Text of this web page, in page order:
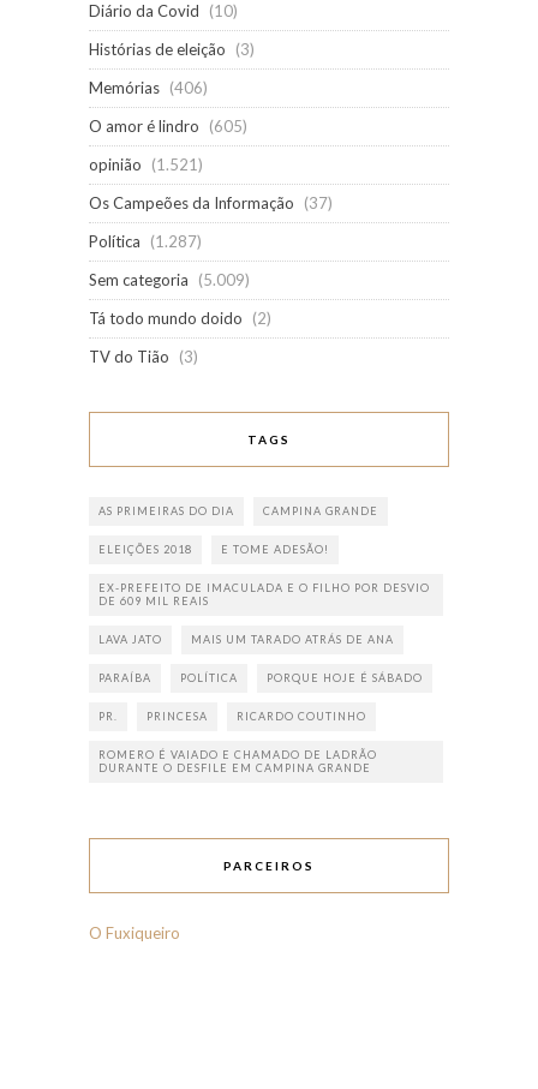
Diário da Covid
(10)
Histórias de eleição
(3)
Memórias (406)
O amor é lindro
(605)
opinião
(1.521)
Os Campeões da Informação
(37)
Política
(1.287)
Sem categoria
(5.009)
Tá todo mundo doido
(2)
TV do Tião
(3)
TAGS
AS PRIMEIRAS DO DIA CAMPINA GRANDE
ELEIÇÕES 2018 E TOME ADESÃO!
EX-PREFEITO DE IMACULADA E O FILHO POR DESVIO
DE 609 MIL REAIS
LAVA JATO MAIS UM TARADO ATRÁS DE ANA
PARAÍBA POLÍTICA PORQUE HOJE É SÁBADO
PR. PRINCESA RICARDO COUTINHO
ROMERO É VAIADO E CHAMADO DE LADRÃO
DURANTE O DESFILE EM CAMPINA GRANDE
PARCEIROS
O Fuxiqueiro